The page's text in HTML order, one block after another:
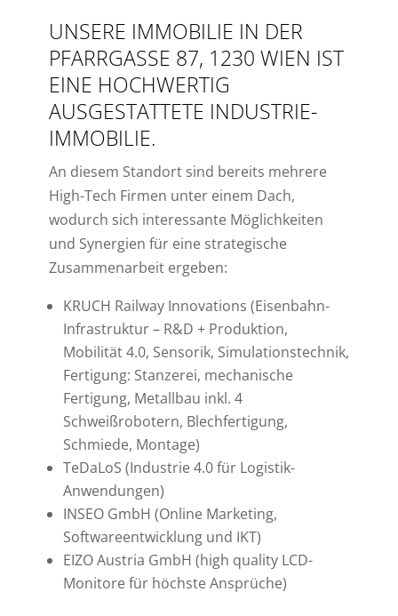
UNSERE IMMOBILIE IN DER
PFARRGASSE 87, 1230 WIEN IST
EINE HOCHWERTIG
AUSGESTATTETE INDUSTRIE-
IMMOBILIE.
An diesem Standort sind bereits mehrere
High-Tech Firmen unter einem Dach,
wodurch sich interessante Möglichkeiten
und Synergien für eine strategische
Zusammenarbeit ergeben:
KRUCH Railway Innovations (Eisenbahn-
Infrastruktur – R&D + Produktion,
Mobilität 4.0, Sensorik, Simulationstechnik,
Fertigung: Stanzerei, mechanische
Fertigung, Metallbau inkl. 4
Schweißrobotern, Blechfertigung,
Schmiede, Montage)
TeDaLoS (Industrie 4.0 für Logistik-
Anwendungen)
INSEO GmbH (Online Marketing,
Softwareentwicklung und IKT)
EIZO Austria GmbH (high quality LCD-
Monitore für höchste Ansprüche)